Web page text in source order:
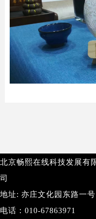
北京畅熙在线科技发展有
司
地址: 亦庄文化园东路一号
​​​​​​​​​​​​​​电话：010-67863971